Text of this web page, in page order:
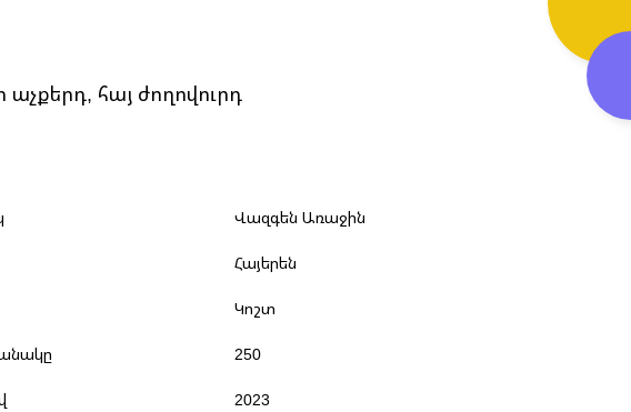
աչքերդ, հայ ժողովուրդ
Վազգեն Առաջին
Հայերեն
Կոշտ
250
2023